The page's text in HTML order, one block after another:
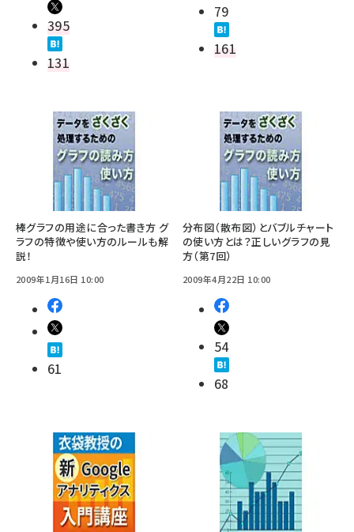
395
131
79
161
棒グラフの用途に合った書き方 グ
ラフの特徴や使い方のルールも解
説！
2009年1月16日 10:00
61
分布図（散布図）とバブルチャート
の使い方とは？正しいグラフの見
方（第7回）
2009年4月22日 10:00
54
68